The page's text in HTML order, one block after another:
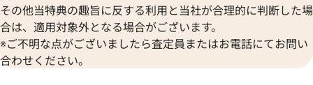
その他当特典の趣旨に反する利用と当社が合理的に判断した場
合は、適用対象外となる場合がございます。
※ご不明な点がございましたら査定員またはお電話にてお問い
合わせください。